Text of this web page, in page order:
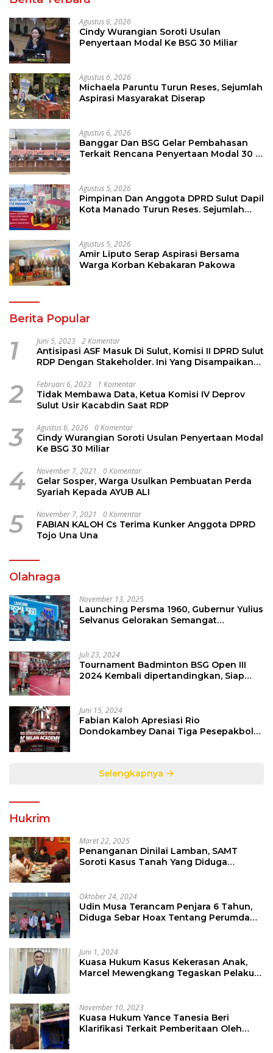
Agustus 6, 2026
Cindy Wurangian Soroti Usulan
Penyertaan Modal Ke BSG 30 Miliar
Agustus 6, 2026
Michaela Paruntu Turun Reses, Sejumlah
Aspirasi Masyarakat Diserap
Agustus 6, 2026
Banggar Dan BSG Gelar Pembahasan
Terkait Rencana Penyertaan Modal 30 M
Agustus 5, 2026
Pimpinan Dan Anggota DPRD Sulut Dapil
Kota Manado Turun Reses. Sejumlah
Agustus 5, 2026
Amir Liputo Serap Aspirasi Bersama
Warga Korban Kebakaran Pakowa
Berita Popular
1 Juni 5, 2023 2 Komentar
Antisipasi ASF Masuk Di Sulut, Komisi II DPRD Sulut
RDP Dengan Stakeholder. Ini Yang Disampaikan
2 Februari 6, 2023 1 Komentar
Tidak Membawa Data, Ketua Komisi IV Deprov
Sulut Usir Kacabdin Saat RDP
3 Agustus 6, 2026 0 Komentar
Cindy Wurangian Soroti Usulan Penyertaan Modal
Ke BSG 30 Miliar
4 November 7, 2021 0 Komentar
Gelar Sosper, Warga Usulkan Pembuatan Perda
Syariah Kepada AYUB ALI
5 November 7, 2021 0 Komentar
FABIAN KALOH Cs Terima Kunker Anggota DPRD
Tojo Una Una
Olahraga
November 13, 2025
Launching Persma 1960, Gubernur Yulius
Selvanus Gelorakan Semangat
Juli 23, 2024
Tournament Badminton BSG Open III
2024 Kembali dipertandingkan, Siap
Juni 15, 2024
Fabian Kaloh Apresiasi Rio
Dondokambey Danai Tiga Pesepakbola
Selengkapnya
Hukrim
Maret 22, 2025
Penanganan Dinilai Lamban, SAMT
Soroti Kasus Tanah Yang Diduga
Oktober 24, 2024
Udin Musa Terancam Penjara 6 Tahun,
Diduga Sebar Hoax Tentang Perumda
Juni 1, 2024
Kuasa Hukum Kasus Kekerasan Anak,
Marcel Mewengkang Tegaskan Pelaku
November 10, 2023
Kuasa Hukum Yance Tanesia Beri
Klarifikasi Terkait Pemberitaan Oleh